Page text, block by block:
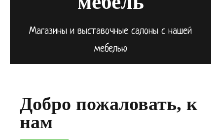
Магазины и выставочные салоны с нашей
мебелью
Добро пожаловать, к
нам